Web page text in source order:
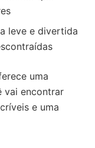
leve e divertida
uma
vai encontrar
e uma